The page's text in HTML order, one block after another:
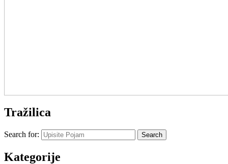
Tražilica
Search for:
Kategorije